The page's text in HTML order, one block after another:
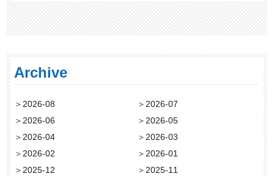
Archive
＞2026-08 ＞2026-07
＞2026-06 ＞2026-05
＞2026-04 ＞2026-03
＞2026-02 ＞2026-01
＞2025-12 ＞2025-11